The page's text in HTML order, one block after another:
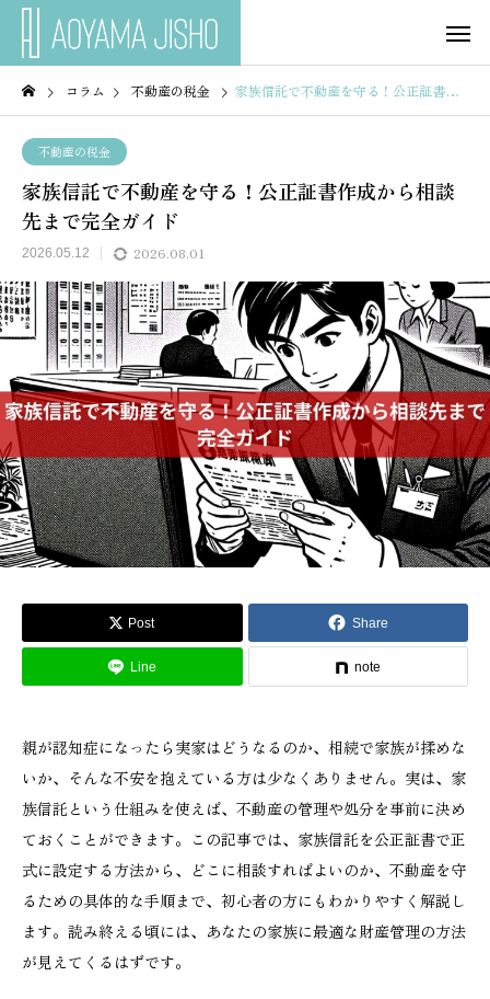
コラム 不動産の税金 家族信託で不動産を守る！公正証書作成から相談先まで完全ガイド
不動産の税金
家族信託で不動産を守る！公正証書作成から相談
先まで完全ガイド
2026.05.12 2026.08.01
Post Share
Line note
親が認知症になったら実家はどうなるのか、相続で家族が揉めな
いか、そんな不安を抱えている方は少なくありません。実は、家
族信託という仕組みを使えば、不動産の管理や処分を事前に決め
ておくことができます。この記事では、家族信託を公正証書で正
式に設定する方法から、どこに相談すればよいのか、不動産を守
るための具体的な手順まで、初心者の方にもわかりやすく解説し
ます。読み終える頃には、あなたの家族に最適な財産管理の方法
が見えてくるはずです。